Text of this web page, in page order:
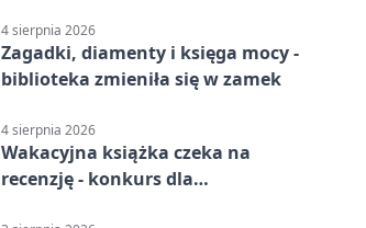
4 sierpnia 2026
Zagadki, diamenty i księga mocy -
biblioteka zmieniła się w zamek
4 sierpnia 2026
Wakacyjna książka czeka na
recenzję - konkurs dla